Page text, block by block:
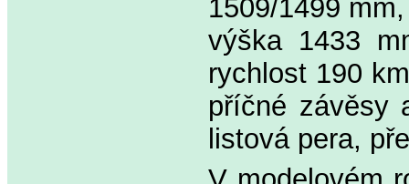
1509/1499
výška 1433
rychlost 190
příčné závěsy
listová pera,